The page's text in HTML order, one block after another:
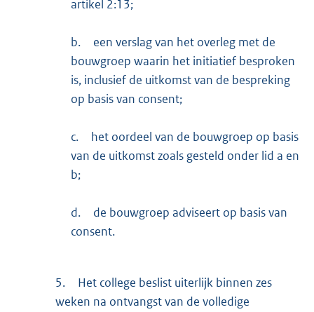
artikel 2:13;
b.
een verslag van het overleg met de
bouwgroep waarin het initiatief besproken
is, inclusief de uitkomst van de bespreking
op basis van consent;
c.
het oordeel van de bouwgroep op basis
van de uitkomst zoals gesteld onder lid a en
b;
d.
de bouwgroep adviseert op basis van
consent.
5.
Het college beslist uiterlijk binnen zes
weken na ontvangst van de volledige